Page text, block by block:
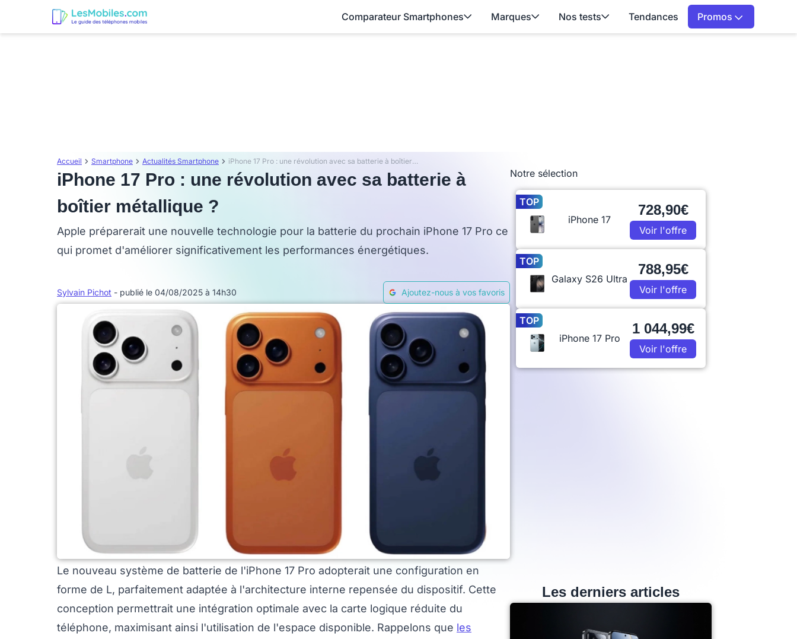
Comparateur Smartphones Marques Nos tests Tendances Promos
Accueil Smartphone Actualités Smartphone iPhone 17 Pro : une révolution avec sa batterie à boîtier métallique ?
iPhone 17 Pro : une révolution avec sa batterie à
boîtier métallique ?
Apple préparerait une nouvelle technologie pour la batterie du prochain iPhone 17 Pro ce
qui promet d'améliorer significativement les performances énergétiques.
Sylvain Pichot - publié le 04/08/2025 à 14h30 Ajoutez-nous à vos favoris
Le nouveau système de batterie de l'iPhone 17 Pro adopterait une configuration en
forme de L, parfaitement adaptée à l'architecture interne repensée du dispositif. Cette
conception permettrait une intégration optimale avec la carte logique réduite du
téléphone, maximisant ainsi l'utilisation de l'espace disponible. Rappelons que les
Notre sélection
TOP
iPhone 17
728,90€
Voir l'offre
TOP
Galaxy S26 Ultra
788,95€
Voir l'offre
TOP
iPhone 17 Pro
1 044,99€
Voir l'offre
Les derniers articles